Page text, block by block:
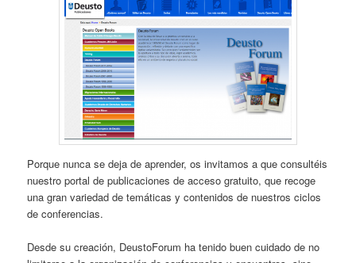
Porque nunca se deja de aprender, os invitamos a que consultéis
nuestro portal de publicaciones de acceso gratuito, que recoge
una gran variedad de temáticas y contenidos de nuestros ciclos
de conferencias.
Desde su creación, DeustoForum ha tenido buen cuidado de no